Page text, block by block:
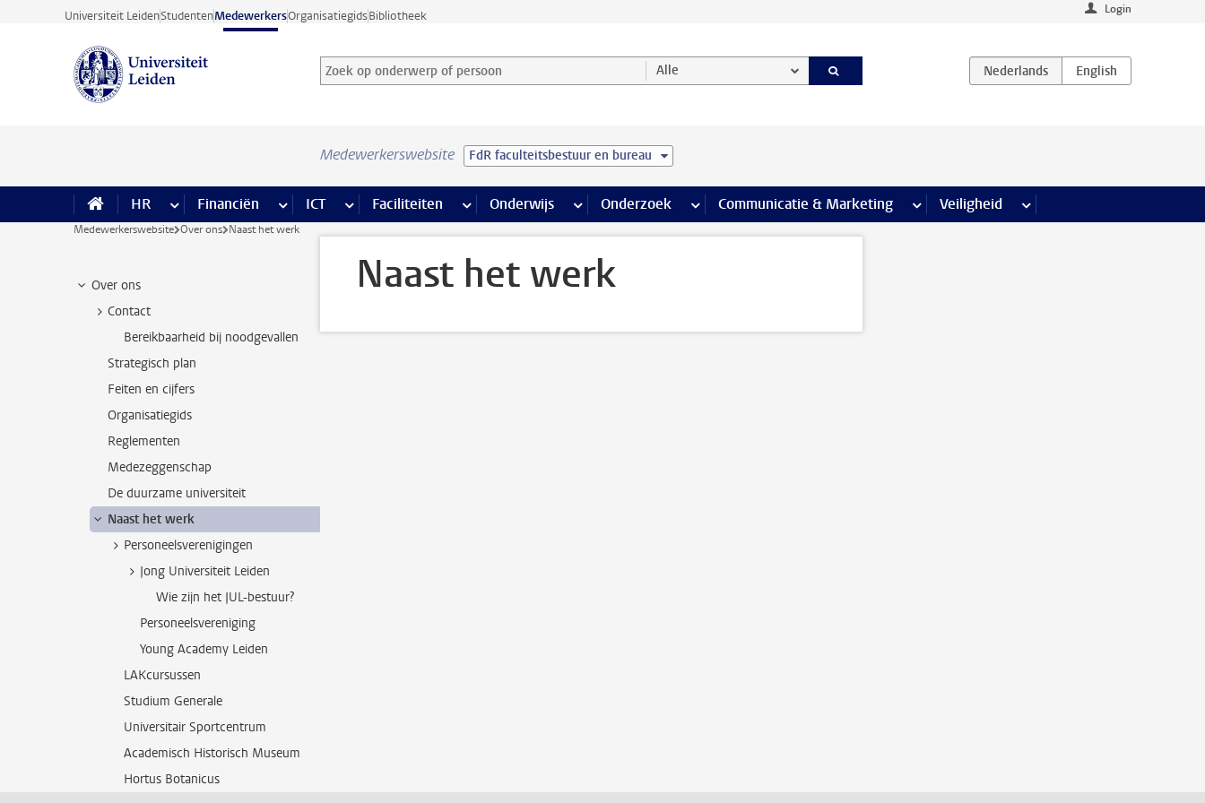
Ga direct naar de inhoud
Universiteit LeidenStudentenMedewerkersOrganisatiegidsBibliotheek Login
Zoek op onderwerp of persoon en selecteer categorie
Zoekterm Alle
Medewerkerswebsite FdR faculteitsbestuur en bureau
HR meer HR pagina’s
Financiën meer Financiën pagina’s
ICT meer ICT pagina’s
Faciliteiten meer Faciliteiten pagina’s
Onderwijs meer Onderwijs pagina’s
Onderzoek meer Onderzoek pagina’s
Communicatie & Marketing meer Communicatie & Marketing pagina’s
Veiligheid meer Veiligheid pagina’s
Medewerkerswebsite Over ons Naast het werk
Over ons
Contact
Bereikbaarheid bij noodgevallen
Strategisch plan
Feiten en cijfers
Organisatiegids
Reglementen
Medezeggenschap
De duurzame universiteit
Naast het werk
Personeelsverenigingen
Jong Universiteit Leiden
Wie zijn het JUL-bestuur?
Personeelsvereniging
Young Academy Leiden
LAKcursussen
Studium Generale
Universitair Sportcentrum
Academisch Historisch Museum
Hortus Botanicus
Naast het werk